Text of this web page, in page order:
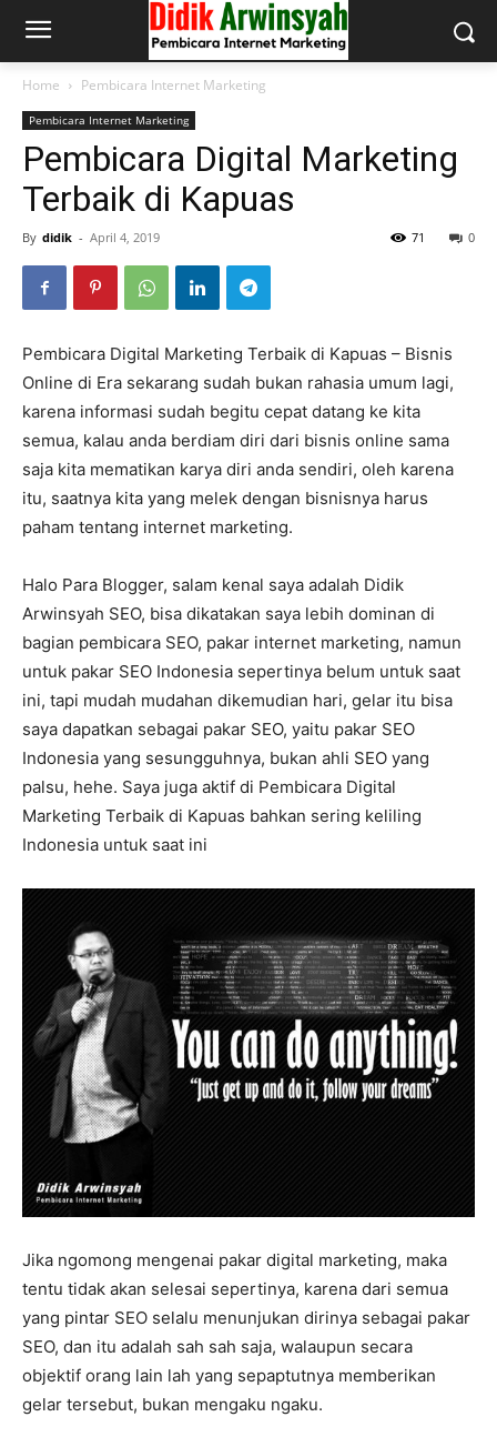
Home Pembicara Internet Marketing
Pembicara Internet Marketing
Pembicara Digital Marketing
Terbaik di Kapuas
By didik - April 4, 2019 0
71
Pembicara Digital Marketing Terbaik di Kapuas – Bisnis
Online di Era sekarang sudah bukan rahasia umum lagi,
karena informasi sudah begitu cepat datang ke kita
semua, kalau anda berdiam diri dari bisnis online sama
saja kita mematikan karya diri anda sendiri, oleh karena
itu, saatnya kita yang melek dengan bisnisnya harus
paham tentang internet marketing.
Halo Para Blogger, salam kenal saya adalah Didik
Arwinsyah SEO, bisa dikatakan saya lebih dominan di
bagian pembicara SEO, pakar internet marketing, namun
untuk pakar SEO Indonesia sepertinya belum untuk saat
ini, tapi mudah mudahan dikemudian hari, gelar itu bisa
saya dapatkan sebagai pakar SEO, yaitu pakar SEO
Indonesia yang sesungguhnya, bukan ahli SEO yang
palsu, hehe. Saya juga aktif di Pembicara Digital
Marketing Terbaik di Kapuas bahkan sering keliling
Indonesia untuk saat ini
Jika ngomong mengenai pakar digital marketing, maka
tentu tidak akan selesai sepertinya, karena dari semua
yang pintar SEO selalu menunjukan dirinya sebagai pakar
SEO, dan itu adalah sah sah saja, walaupun secara
objektif orang lain lah yang sepaptutnya memberikan
gelar tersebut, bukan mengaku ngaku.